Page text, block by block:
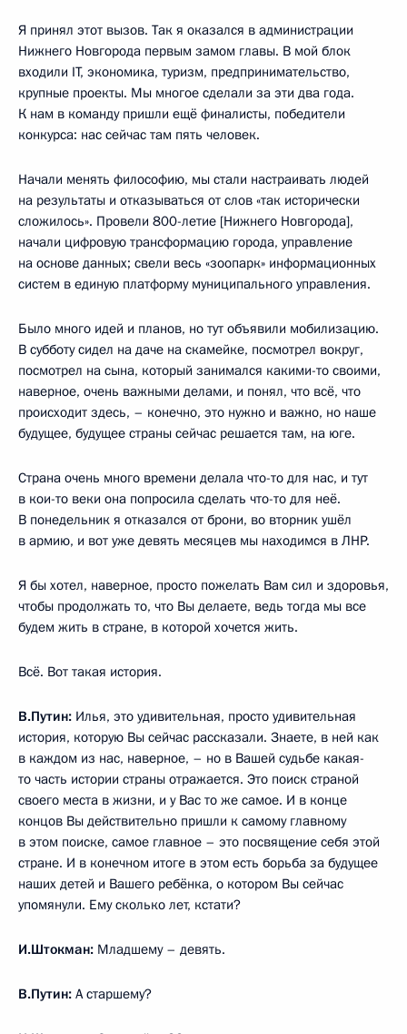
Я принял этот вызов. Так я оказался в администрации
Нижнего Новгорода первым замом главы. В мой блок
входили IT, экономика, туризм, предпринимательство,
крупные проекты. Мы многое сделали за эти два года.
К нам в команду пришли ещё финалисты, победители
конкурса: нас сейчас там пять человек.
Начали менять философию, мы стали настраивать людей
на результаты и отказываться от слов «так исторически
сложилось». Провели 800-летие [Нижнего Новгорода],
начали цифровую трансформацию города, управление
на основе данных; свели весь «зоопарк» информационных
систем в единую платформу муниципального управления.
Было много идей и планов, но тут объявили мобилизацию.
В субботу сидел на даче на скамейке, посмотрел вокруг,
посмотрел на сына, который занимался какими-то своими,
наверное, очень важными делами, и понял, что всё, что
происходит здесь, – конечно, это нужно и важно, но наше
будущее, будущее страны сейчас решается там, на юге.
Страна очень много времени делала что-то для нас, и тут
в кои-то веки она попросила сделать что-то для неё.
В понедельник я отказался от брони, во вторник ушёл
в армию, и вот уже девять месяцев мы находимся в ЛНР.
Я бы хотел, наверное, просто пожелать Вам сил и здоровья,
чтобы продолжать то, что Вы делаете, ведь тогда мы все
будем жить в стране, в которой хочется жить.
Всё. Вот такая история.
В.Путин: Илья, это удивительная, просто удивительная
история, которую Вы сейчас рассказали. Знаете, в ней как
в каждом из нас, наверное, – но в Вашей судьбе какая-
то часть истории страны отражается. Это поиск страной
своего места в жизни, и у Вас то же самое. И в конце
концов Вы действительно пришли к самому главному
в этом поиске, самое главное – это посвящение себя этой
стране. И в конечном итоге в этом есть борьба за будущее
наших детей и Вашего ребёнка, о котором Вы сейчас
упомянули. Ему сколько лет, кстати?
И.Штокман: Младшему – девять.
В.Путин: А старшему?